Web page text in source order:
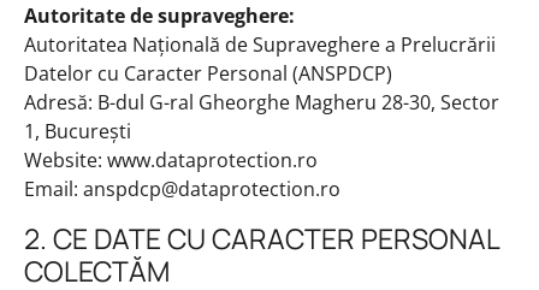
Autoritate de supraveghere:
Autoritatea Națională de Supraveghere a Prelucrării
Datelor cu Caracter Personal (ANSPDCP)
Adresă: B-dul G-ral Gheorghe Magheru 28-30, Sector
1, București
Website: www.dataprotection.ro
Email: anspdcp@dataprotection.ro
2. CE DATE CU CARACTER PERSONAL
COLECTĂM